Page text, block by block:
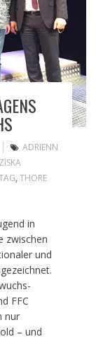
ADRIENN
, THORE
in
zwischen
und
FFC
nur
– und